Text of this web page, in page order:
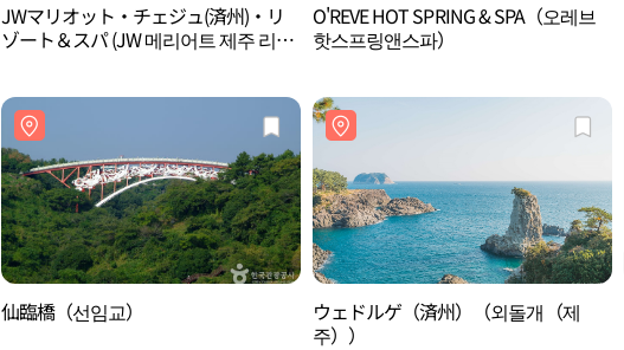
JWマリオット・チェジュ(済州)・リ
ゾート＆スパ (JW 메리어트 제주 리조
O'REVE HOT SPRING & SPA（오레브
핫스프링앤스파）
仙臨橋（선임교）
ウェドルゲ（済州）（외돌개（제
주））